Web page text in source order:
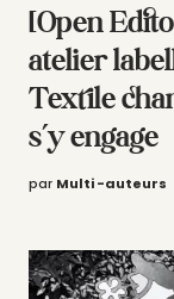
[Open
atelier
Textile
s’y engage
par Multi -auteurs